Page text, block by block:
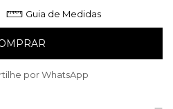
Guia de Medidas
por WhatsApp